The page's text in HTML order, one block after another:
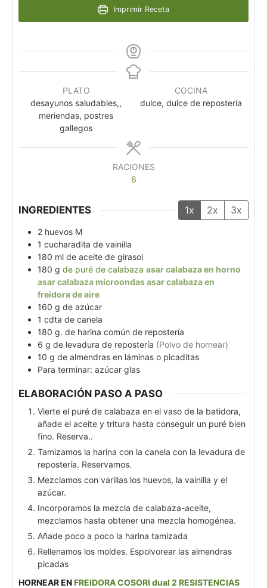
Imprimir Receta
PLATO
desayunos saludables,,
meriendas, postres
gallegos
COCINA
dulce, dulce de repostería
RACIONES
6
INGREDIENTES 1x 2x 3x
2 huevos M
1 cucharadita de vainilla
180 ml de aceite de girasol
180 g de puré de calabaza asar calabaza en horno
asar calabaza microondasasar calabaza en
freidora de aire
160 g de azúcar
1 cdta de canela
180 g. de harina común de repostería
6 g de levadura de repostería (Polvo de hornear)
10 g de almendras en láminas o picaditas
Para terminar: azúcar glas
ELABORACIÓN PASO A PASO
Vierte el puré de calabaza en el vaso de la batidora,
añade el aceite y tritura hasta conseguir un puré bien
fino. Reserva..
Tamizamos la harina con la canela con la levadura de
repostería. Reservamos.
Mezclamos con varillas los huevos, la vainilla y el
azúcar.
Incorporamos la mezcla de calabaza-aceite,
mezclamos hasta obtener una mezcla homogénea.
Añade poco a poco la harina tamizada
Rellenamos los moldes. Espolvorear las almendras
picadas
HORNEAR ENFREIDORA COSORI dual 2 RESISTENCIAS